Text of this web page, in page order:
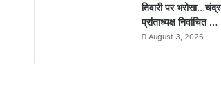
तिवारी पर
प्रांताध्यक्ष निर्वाचित …
August 3, 2026